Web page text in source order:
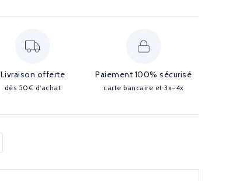
Livraison offerte
dès 50€ d'achat
Paiement 100% sécurisé
carte bancaire et 3x-4x